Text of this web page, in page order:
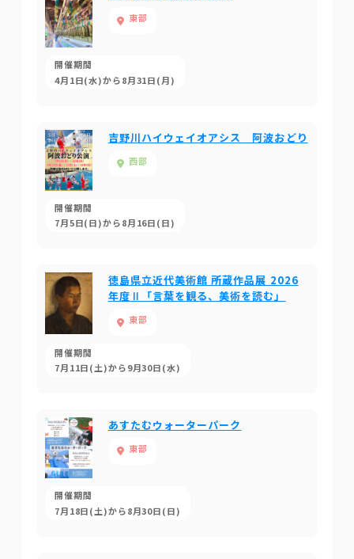
東部
開催期間
4月1日(水)から8月31日(月)
吉野川ハイウェイオアシス 阿波おどり
西部
開催期間
7月5日(日)から8月16日(日)
徳島県立近代美術館 所蔵作品展 2026
年度Ⅱ「言葉を観る、美術を読む」
東部
開催期間
7月11日(土)から9月30日(水)
あすたむウォーターパーク
東部
開催期間
7月18日(土)から8月30日(日)